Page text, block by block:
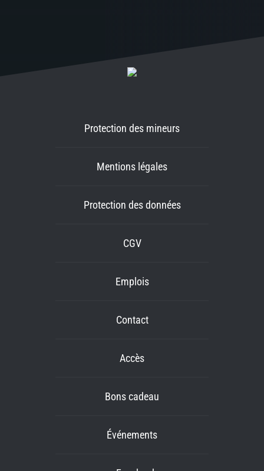
Protection des mineurs
Mentions légales
Protection des données
CGV
Emplois
Contact
Accès
Bons cadeau
Événements